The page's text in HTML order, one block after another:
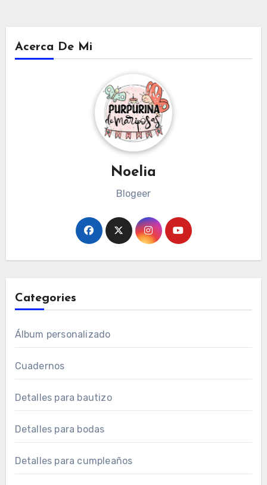
Acerca De Mi
Noelia
Blogeer
Categories
Álbum personalizado
Cuadernos
Detalles para bautizo
Detalles para bodas
Detalles para cumpleaños